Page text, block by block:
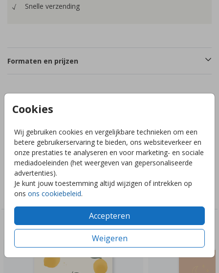
Cookies
Wij gebruiken cookies en vergelijkbare technieken om een
betere gebruikerservaring te bieden, ons websiteverkeer en
onze prestaties te analyseren en voor marketing- en sociale
mediadoeleinden (het weergeven van gepersonaliseerde
advertenties).
Je kunt jouw toestemming altijd wijzigen of intrekken op
ons ons cookiebeleid.
Accepteren
Weigeren
Snelle verzending
Formaten en prijzen
Omschrijving
Langwerpig geboortekaartje met beertje op maan en
sterren goudfolie.
Collectie
Genderneutraal
Deze ontwerpen vind je misschien ook leuk